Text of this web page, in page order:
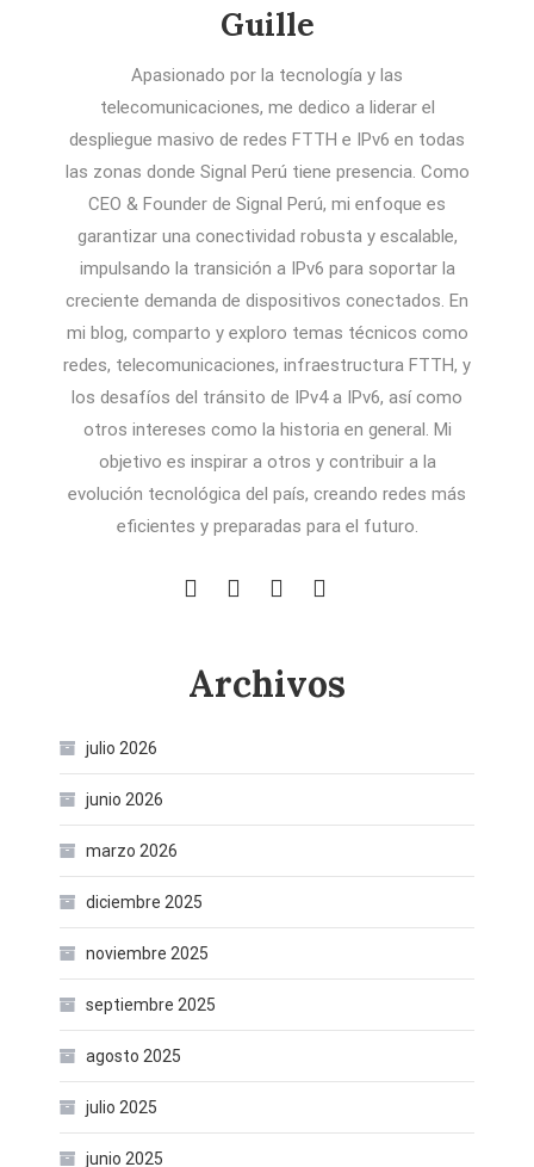
Guille
Apasionado por la tecnología y las
telecomunicaciones, me dedico a liderar el
despliegue masivo de redes FTTH e IPv6 en todas
las zonas donde Signal Perú tiene presencia. Como
CEO & Founder de Signal Perú, mi enfoque es
garantizar una conectividad robusta y escalable,
impulsando la transición a IPv6 para soportar la
creciente demanda de dispositivos conectados. En
mi blog, comparto y exploro temas técnicos como
redes, telecomunicaciones, infraestructura FTTH, y
los desafíos del tránsito de IPv4 a IPv6, así como
otros intereses como la historia en general. Mi
objetivo es inspirar a otros y contribuir a la
evolución tecnológica del país, creando redes más
eficientes y preparadas para el futuro.
Archivos
julio 2026
junio 2026
marzo 2026
diciembre 2025
noviembre 2025
septiembre 2025
agosto 2025
julio 2025
junio 2025